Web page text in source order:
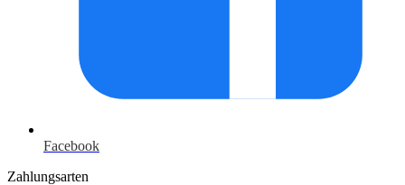
Facebook
Zahlungsarten